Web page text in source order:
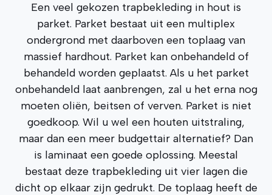
Een veel gekozen trapbekleding in hout is
parket. Parket bestaat uit een multiplex
ondergrond met daarboven een toplaag van
massief hardhout. Parket kan onbehandeld of
behandeld worden geplaatst. Als u het parket
onbehandeld laat aanbrengen, zal u het erna nog
moeten oliën, beitsen of verven. Parket is niet
goedkoop. Wil u wel een houten uitstraling,
maar dan een meer budgettair alternatief? Dan
is laminaat een goede oplossing. Meestal
bestaat deze trapbekleding uit vier lagen die
dicht op elkaar zijn gedrukt. De toplaag heeft de